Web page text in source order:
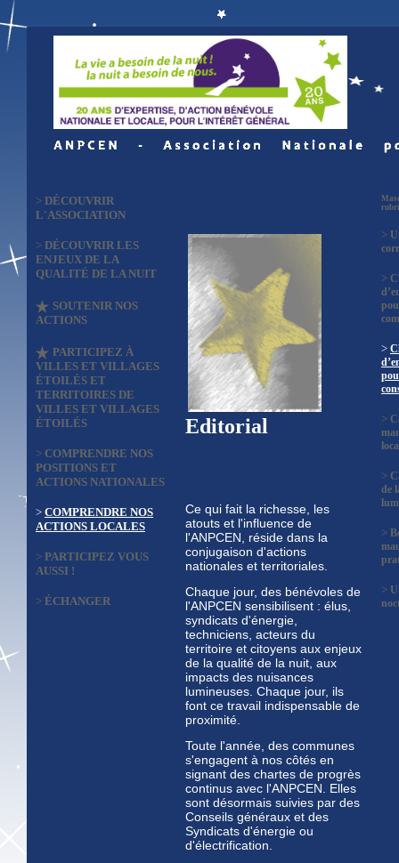
> DÉCOUVRIR
L'ASSOCIATION
> DÉCOUVRIR LES
ENJEUX DE LA
QUALITÉ DE LA NUIT
SOUTENIR NOS
ACTIONS
PARTICIPEZ À
VILLES ET VILLAGES
ÉTOILÉS ET
TERRITOIRES DE
VILLES ET VILLAGES
ÉTOILÉS
> COMPRENDRE NOS
POSITIONS ET
ACTIONS NATIONALES
> COMPRENDRE NOS
ACTIONS LOCALES
> PARTICIPEZ VOUS
AUSSI !
> ÉCHANGER
Editorial
Ce qui fait la richesse, les
atouts et l'influence de
l'ANPCEN, réside dans la
conjugaison d'actions
nationales et territoriales.
Chaque jour, des bénévoles de
l'ANPCEN sensibilisent : élus,
syndicats d'énergie,
techniciens, acteurs du
territoire et citoyens aux enjeux
de la qualité de la nuit, aux
impacts des nuisances
lumineuses. Chaque jour, ils
font ce travail indispensable de
proximité.
Toute l'année, des communes
s'engagent à nos côtés en
signant des chartes de progrès
continus avec l'ANPCEN. Elles
sont désormais suivies par des
Conseils généraux et des
Syndicats d'énergie ou
d'électrification.
>
>
>
>
>
de
>
>